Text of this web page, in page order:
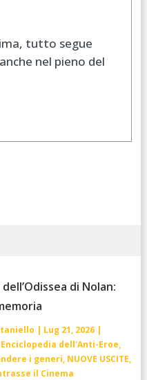
tutto segue
nel pieno del
di Nolan:
| Lug 21, 2026|
Enciclopedia dell'Anti-Eroe,
i generi, NUOVE USCITE,
il Cinema